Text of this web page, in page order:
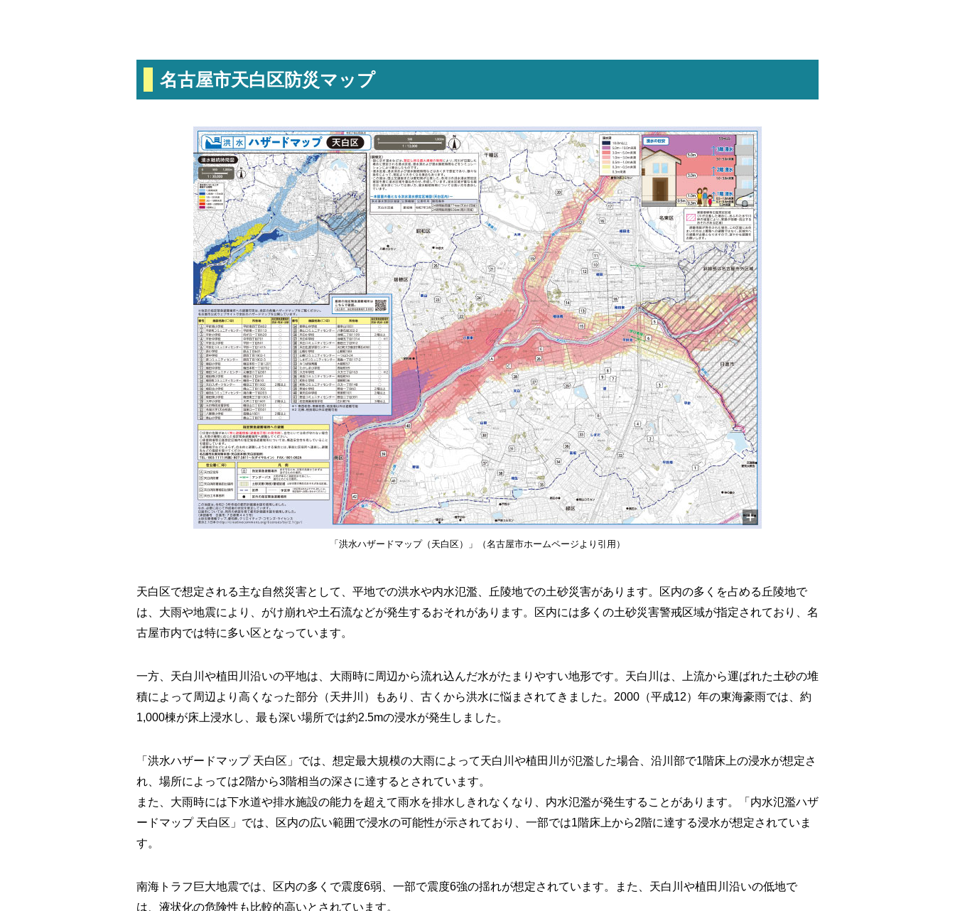
名古屋市天白区防災マップ
「洪水ハザードマップ（天白区）」（名古屋市ホームページより引用）
天白区で想定される主な自然災害として、平地での洪水や内水氾濫、丘陵地での土砂災害があります。区内の多くを占める丘陵地で
は、大雨や地震により、がけ崩れや土石流などが発生するおそれがあります。区内には多くの土砂災害警戒区域が指定されており、名
古屋市内では特に多い区となっています。
一方、天白川や植田川沿いの平地は、大雨時に周辺から流れ込んだ水がたまりやすい地形です。天白川は、上流から運ばれた土砂の堆
積によって周辺より高くなった部分（天井川）もあり、古くから洪水に悩まされてきました。2000（平成12）年の東海豪雨では、約
1,000棟が床上浸水し、最も深い場所では約2.5mの浸水が発生しました。
「洪水ハザードマップ 天白区」では、想定最大規模の大雨によって天白川や植田川が氾濫した場合、沿川部で1階床上の浸水が想定さ
れ、場所によっては2階から3階相当の深さに達するとされています。
また、大雨時には下水道や排水施設の能力を超えて雨水を排水しきれなくなり、内水氾濫が発生することがあります。「内水氾濫ハザ
ードマップ 天白区」では、区内の広い範囲で浸水の可能性が示されており、一部では1階床上から2階に達する浸水が想定されていま
す。
南海トラフ巨大地震では、区内の多くで震度6弱、一部で震度6強の揺れが想定されています。また、天白川や植田川沿いの低地で
は、液状化の危険性も比較的高いとされています。